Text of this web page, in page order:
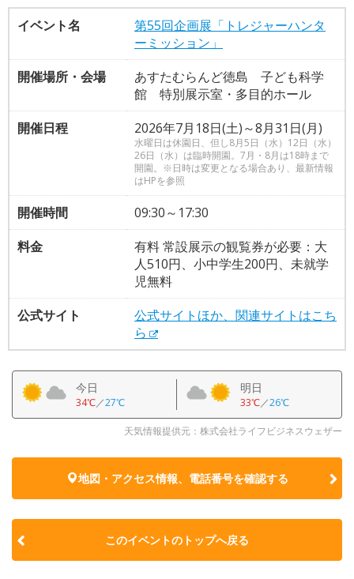
イベント名
第55回企画展「トレジャーハンタ
ーミッション」
開催場所・会場
あすたむらんど徳島 子ども科学
館 特別展示室・多目的ホール
開催日程
2026年7月18日(土)～8月31日(月)
水曜日は休園日、但し8月5日（水）12日（水）
26日（水）は臨時開園。7月・8月は18時まで
開園。※日時は変更となる場合あり、最新情報
はHPを参照
開催時間
09:30～17:30
料金
有料 常設展示の観覧券が必要：大
人510円、小中学生200円、未就学
児無料
公式サイト
公式サイトほか、関連サイトはこち
ら
今日
34℃／27℃
明日
33℃／26℃
天気情報提供元：株式会社ライフビジネスウェザー
地図・アクセス情報、電話番号を確認する
このイベントのトップへ戻る